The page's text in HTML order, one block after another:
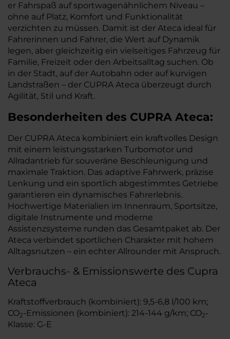
er Fahrspaß auf sportwagenähnlichem Niveau –
ohne auf Platz, Komfort und Funktionalität
verzichten zu müssen. Damit ist der Ateca ideal für
Fahrerinnen und Fahrer, die Wert auf Dynamik
legen, aber gleichzeitig ein vielseitiges Fahrzeug für
Familie, Freizeit oder den Arbeitsalltag suchen. Ob
in der Stadt, auf der Autobahn oder auf kurvigen
Landstraßen – der CUPRA Ateca überzeugt durch
Agilität, Stil und Kraft.
Besonderheiten des CUPRA Ateca:
Der CUPRA Ateca kombiniert ein kraftvolles Design
mit einem leistungsstarken Turbomotor und
Allradantrieb für souveräne Beschleunigung und
maximale Traktion. Das adaptive Fahrwerk, präzise
Lenkung und ein sportlich abgestimmtes Getriebe
garantieren ein dynamisches Fahrerlebnis.
Hochwertige Materialien im Innenraum, Sportsitze,
digitale Instrumente und moderne
Assistenzsysteme runden das Gesamtpaket ab. Der
Ateca verbindet sportlichen Charakter mit hohem
Alltagsnutzen – ein echter Allrounder mit Anspruch.
Verbrauchs- & Emissionswerte des Cupra
Ateca
Kraftstoffverbrauch (kombiniert): 9,5-6,8 l/100 km;
CO2-Emissionen (kombiniert): 214-144 g/km; CO2-
Klasse: G-E